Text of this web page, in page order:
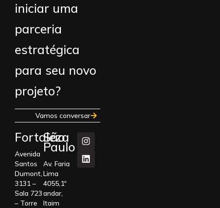
iniciar uma
parceria
estratégica
para seu novo
projeto?
Vamos conversar
Fortaleza
Avenida
Santos
Dumont,
3131 –
Sala 723
– Torre
São
Paulo
Av. Faria
Lima
4055,1º
andar,
Itaim